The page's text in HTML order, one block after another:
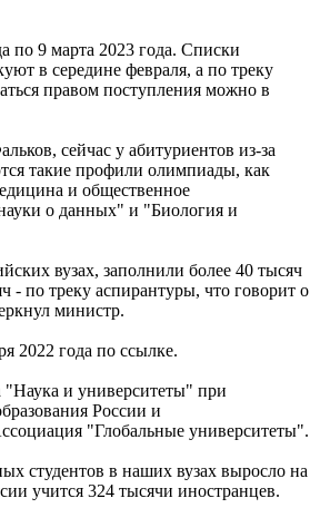
по 9 марта 2023 года. Списки
в середине февраля, а по треку
правом поступления можно в
сейчас у абитуриентов из-за
такие профили олимпиады, как
и общественное
о данных" и "Биология и
вузах, заполнили более 40 тысяч
- по треку аспирантуры, что говорит о
министр.
2022 года по ссылке.
"Наука и университеты" при
России и
"Глобальные университеты".
студентов в наших вузах выросло на
учится 324 тысячи иностранцев.